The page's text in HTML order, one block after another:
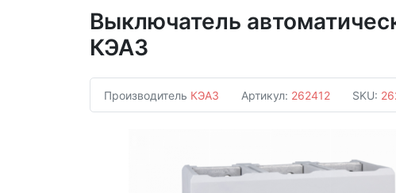
Выключатель
КЭАЗ
Производитель КЭАЗ Артикул: 262412 SKU: